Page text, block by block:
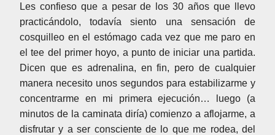
Les confieso que a pesar de los 30 años que llevo
practicándolo, todavía siento una sensación de
cosquilleo en el estómago cada vez que me paro en
el tee del primer hoyo, a punto de iniciar una partida.
Dicen que es adrenalina, en fin, pero de cualquier
manera necesito unos segundos para estabilizarme y
concentrarme en mi primera ejecución… luego (a
minutos de la caminata diría) comienzo a aflojarme, a
disfrutar y a ser consciente de lo que me rodea, del